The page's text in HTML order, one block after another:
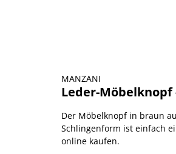
MANZANI
Leder-Möbelknopf
Der Möbelknopf in braun
Schlingenform ist einfach
online kaufen.